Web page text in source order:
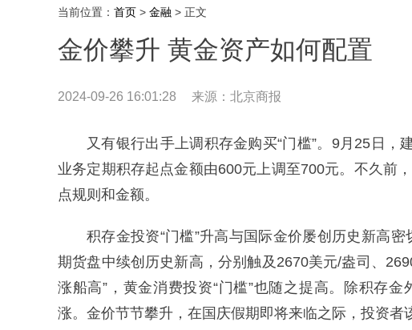
当前位置： 首页 > 金融 > 正文
金价攀升 黄金资产如何配置
2024-09-26 16:01:28 来源：北京商报
又有银行出手上调积存金购买“门槛”。9月25日
业务定期积存起点金额由600元上调至700元。不久前
点规则和金额。
积存金投资“门槛”升高与国际金价屡创历史新高
期货盘中续创历史新高，分别触及2670美元/盎司、
涨船高”，黄金消费投资“门槛”也随之提高。除积存
涨。金价节节攀升，在国庆假期即将来临之际，投资者